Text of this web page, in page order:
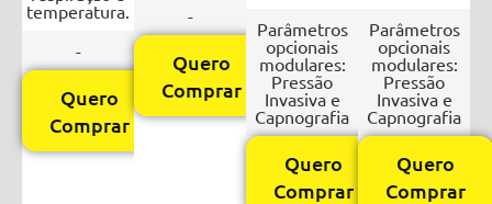
temperatura.
-
Quero
Comprar
-
Quero
Comprar
Parâmetros
opcionais
modulares:
Pressão
Invasiva e
Capnografia
Quero
Comprar
Parâmetros
opcionais
modulares:
Pressão
Invasiva e
Capnografia
Quero
Comprar